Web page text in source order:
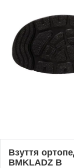
Взуття
BMKLADZ B